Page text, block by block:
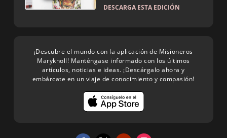
DESCARGA ESTA EDICIÓN
¡Descubre el mundo con la aplicación de Misioneros
Maryknoll! Manténgase informado con los últimos
artículos, noticias e ideas. ¡Descárgalo ahora y
embárcate en un viaje de conocimiento y compasión!